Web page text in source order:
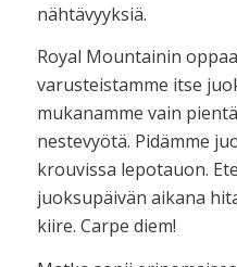
nähtävyyksiä.
Royal Mountainin
varusteistamme itse
mukanamme vain
nestevyötä. Pidämme
krouvissa lepotauon.
juoksupäivän aikana
kiire. Carpe diem!